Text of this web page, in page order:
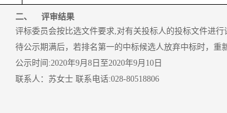
二、 评审结果
评标委员会按比选文件要求,对有关投标人的投标文件进行
待公示期满后，若排名第一的中标候选人放弃中标时，重新
公示时间:2020年9月8日至2020年9月10日
联系人：苏女士 联系电话:028-80518806